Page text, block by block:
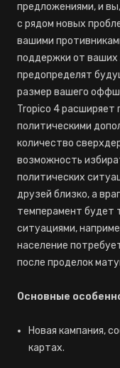
предложениями, и
с рядом новых
вашими
поддержки от
предопределят
размер вашего
Tropico 4
политическими
количество
возможность
политических
друзей близко, а
темперамент будет
ситуациями,
население
после проделок
Основные
Новая кампания,
картах.